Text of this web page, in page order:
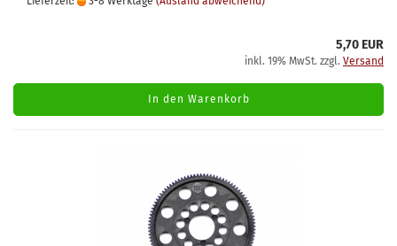
5,70 EUR
inkl. 19% MwSt. zzgl. Versand
In den Warenkorb